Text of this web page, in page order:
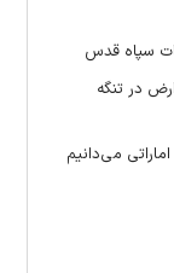
سپاه قدس
در تنگه
می‌دانیم